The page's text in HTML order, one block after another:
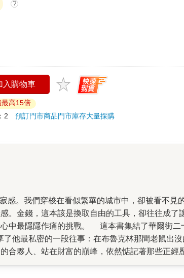
?
入購物車
高15倍
：2預訂門市商品門市庫存大量採購
金錢，這本該是換取自由的工具，卻往往成了
本書集結了華爾街二十多年風
他最私密的一段往事：在布魯克林那間老鼠出
合夥人、站在財富的巔峰，依然惦記著那些正經